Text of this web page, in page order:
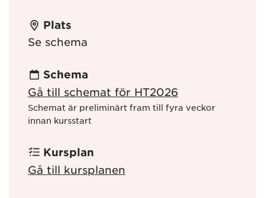
Plats
Se schema
Schema
Gå till schemat för HT2026
Schemat är preliminärt fram till fyra veckor
innan kursstart
Kursplan
Gå till kursplanen